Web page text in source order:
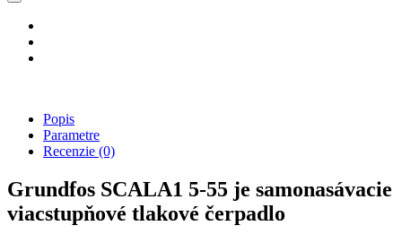
Popis
Parametre
Recenzie (0)
Grundfos SCALA1 5-55 je samonasávacie
viacstupňové tlakové čerpadlo